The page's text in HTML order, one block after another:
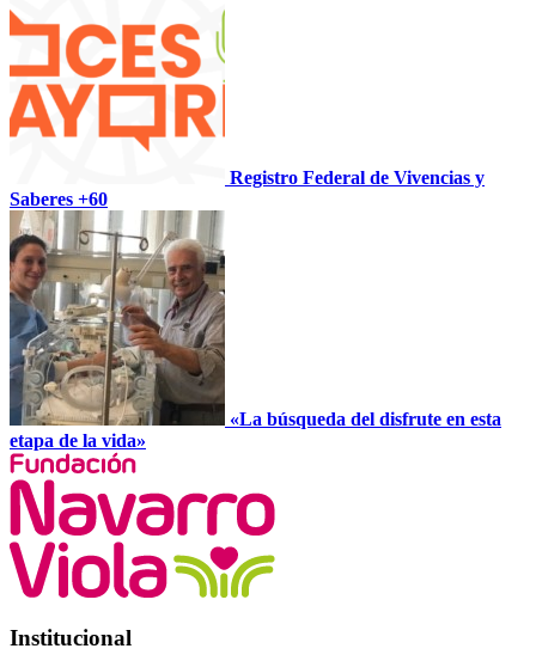
Registro Federal de Vivencias y
Saberes +60
«La búsqueda del disfrute en esta
etapa de la vida»
Institucional